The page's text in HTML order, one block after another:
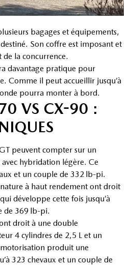
bagages et équipements,
Son coffre est imposant et
de la concurrence.
davantage pratique pour
Comme il peut accueillir jusqu’à
pourra monter à bord.
VS CX-90 :
peuvent compter sur un
hybridation légère. Ce
et un couple de 332 lb-pi.
à haut rendement ont droit
développe cette fois jusqu’à
de 369 lb-pi.
droit à une double
4 cylindres de 2,5 L et un
produit une
323 chevaux et un couple de